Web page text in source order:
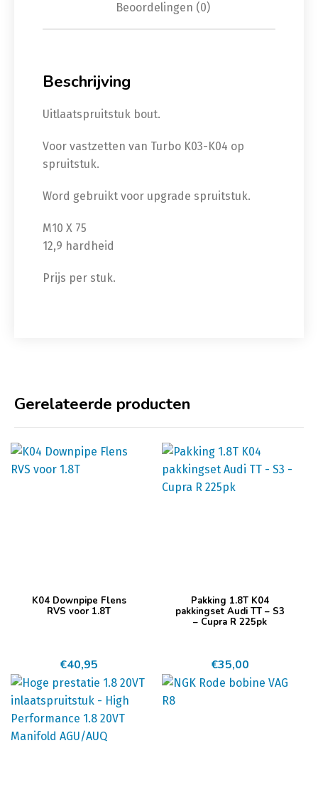
Beoordelingen (0)
Beschrijving
Uitlaatspruitstuk bout.
Voor vastzetten van Turbo K03-K04 op
spruitstuk.
Word gebruikt voor upgrade spruitstuk.
M10 X 75
12,9 hardheid
Prijs per stuk.
Gerelateerde producten
K04 Downpipe Flens
RVS voor 1.8T
€40,95
Pakking 1.8T K04
pakkingset Audi TT – S3
– Cupra R 225pk
€35,00